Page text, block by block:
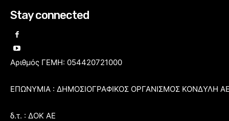
Stay connected
Αριθμός ΓΕΜΗ: 054420721000
ΕΠΩΝΥΜΙΑ : ΔΗΜΟΣΙΟΓΡΑΦΙΚΟΣ ΟΡΓΑΝΙΣΜΟΣ ΚΟΝΔΥΛΗ
δ.τ. : ΔΟΚ ΑΕ